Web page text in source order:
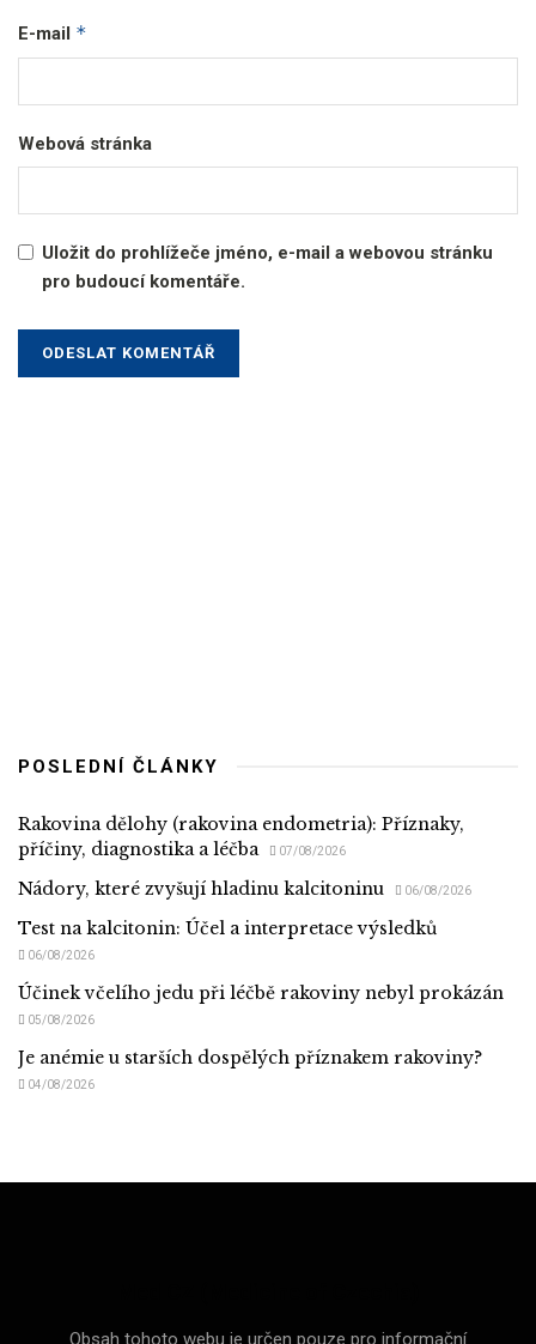
E-mail *
Webová stránka
Uložit do prohlížeče jméno, e-mail a webovou stránku
pro budoucí komentáře.
POSLEDNÍ ČLÁNKY
Rakovina dělohy (rakovina endometria): Příznaky,
příčiny, diagnostika a léčba
07/08/2026
Nádory, které zvyšují hladinu kalcitoninu 06/08/2026
Test na kalcitonin: Účel a interpretace výsledků
06/08/2026
Účinek včelího jedu při léčbě rakoviny nebyl prokázán
05/08/2026
Je anémie u starších dospělých příznakem rakoviny?
04/08/2026
Obsah tohoto webu je určen pouze pro informační